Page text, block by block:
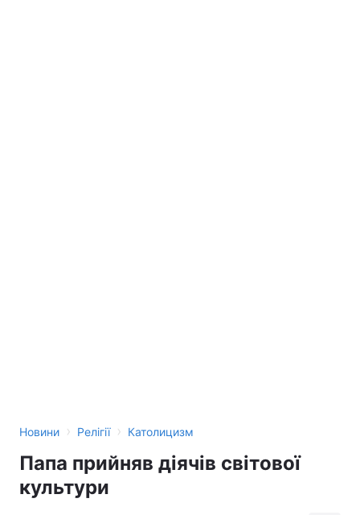
Новини › Релігії › Католицизм
Папа прийняв діячів світової
культури